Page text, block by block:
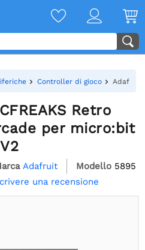
Controller di gioco Adafruit
Retro
per micro:bit
V2
Adafruit Modello 5895
una recensione